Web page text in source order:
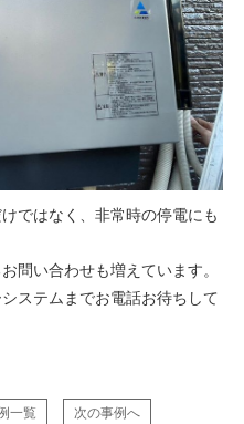
ではなく、非常時の停電にも
問い合わせも増えています。
ステムまでお電話お待ちして
一覧 次の事例へ